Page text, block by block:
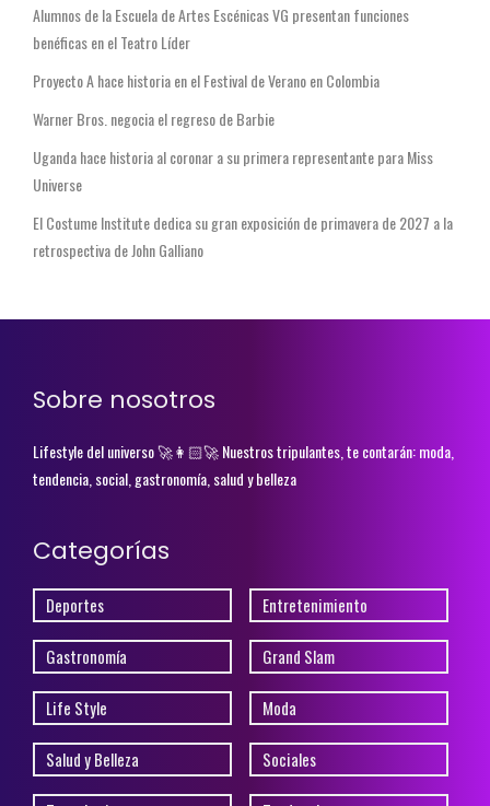
Alumnos de la Escuela de Artes Escénicas VG presentan funciones
benéficas en el Teatro Líder
Proyecto A hace historia en el Festival de Verano en Colombia
Warner Bros. negocia el regreso de Barbie
Uganda hace historia al coronar a su primera representante para Miss
Universe
El Costume Institute dedica su gran exposición de primavera de 2027 a la
retrospectiva de John Galliano
Sobre nosotros
Lifestyle del universo 🚀👩🏻‍🚀 Nuestros tripulantes, te contarán: moda,
tendencia, social, gastronomía, salud y belleza
Categorías
Deportes Entretenimiento
Gastronomía Grand Slam
Life Style Moda
Salud y Belleza Sociales